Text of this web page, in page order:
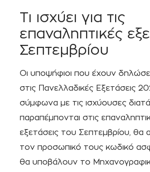
Τι ισχύει για τις
επαναληπτικές
Σεπτεμβρίου
Οι υποψήφιοι που έχουν
στις Πανελλαδικές Εξετάσεις
σύμφωνα με τις ισχύουσες
παραπέμπονται στις
εξετάσεις του Σεπτεμβρίου, θα
τον προσωπικό τους κωδικό
θα υποβάλουν το